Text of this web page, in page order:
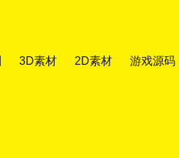
3D素材 2D素材 游戏源码